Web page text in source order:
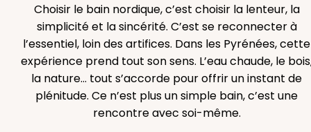
Choisir le bain nordique, c’est choisir la lenteur, la
simplicité et la sincérité. C’est se reconnecter à
l’essentiel, loin des artifices. Dans les Pyrénées, cette
expérience prend tout son sens. L’eau chaude, le
la nature… tout s’accorde pour offrir un instant de
plénitude. Ce n’est plus un simple bain, c’est une
rencontre avec soi-même.